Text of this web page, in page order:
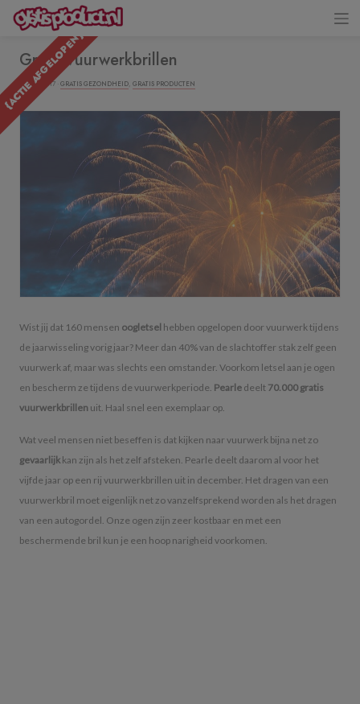
{ACTIE AFGELOPEN}
Gratis vuurwerkbrillen
14/12/2017 · GRATIS GEZONDHEID, GRATIS PRODUCTEN
Wist jij dat 160 mensen oogletsel hebben opgelopen door vuurwerk tijdens
de jaarwisseling vorig jaar? Meer dan 40% van de slachtoffer stak zelf geen
vuurwerk af, maar was slechts een omstander. Voorkom letsel aan je ogen
en bescherm ze tijdens de vuurwerkperiode. Pearle deelt 70.000 gratis
vuurwerkbrillen uit. Haal snel een exemplaar op.
Wat veel mensen niet beseffen is dat kijken naar vuurwerk bijna net zo
gevaarlijk kan zijn als het zelf afsteken. Pearle deelt daarom al voor het
vijfde jaar op een rij vuurwerkbrillen uit in december. Het dragen van een
vuurwerkbril moet eigenlijk net zo vanzelfsprekend worden als het dragen
van een autogordel. Onze ogen zijn zeer kostbaar en met een
beschermende bril kun je een hoop narigheid voorkomen.